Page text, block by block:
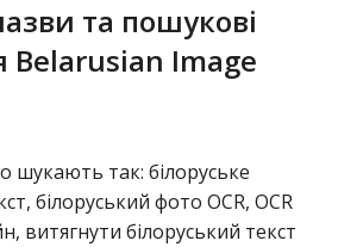
та пошукові
Belarusian Image
шукають так: білоруське
білоруський фото OCR, OCR
витягнути білоруський текст